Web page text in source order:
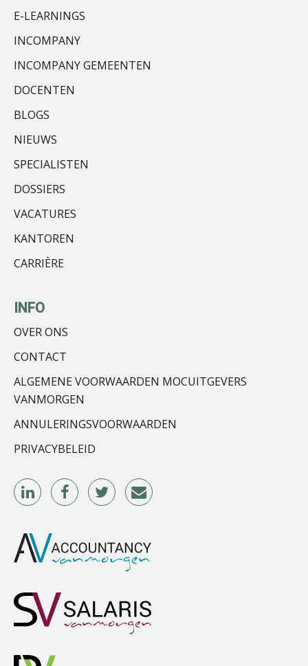
Jeroen Knol
E-LEARNINGS
INCOMPANY
INCOMPANY GEMEENTEN
DOCENTEN
BLOGS
NIEUWS
SPECIALISTEN
DOSSIERS
VACATURES
KANTOREN
CARRIÈRE
INFO
OVER ONS
CONTACT
ALGEMENE VOORWAARDEN MOCUITGEVERS
VANMORGEN
ANNULERINGSVOORWAARDEN
PRIVACYBELEID